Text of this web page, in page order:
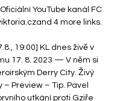
YouTube kanál FC
4 more links.
19:00] KL dnes živě v
17. 8. 2023 — V něm si
Derry City. Živý
– Preview – Tip. Pavel
utkání proti Gziře